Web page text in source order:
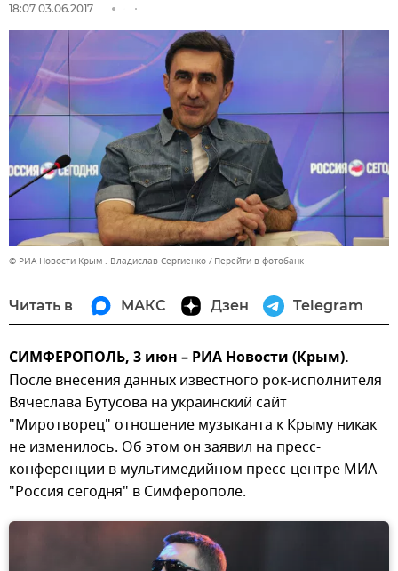
18:07 03.06.2017
© РИА Новости Крым . Владислав Сергиенко Перейти в фотобанк
Читать в МАКС Дзен Telegram
СИМФЕРОПОЛЬ, 3 июн – РИА Новости (Крым).
После внесения данных известного рок-исполнителя
Вячеслава Бутусова на украинский сайт
"Миротворец" отношение музыканта к Крыму никак
не изменилось. Об этом он заявил на пресс-
конференции в мультимедийном пресс-центре МИА
"Россия сегодня" в Симферополе.